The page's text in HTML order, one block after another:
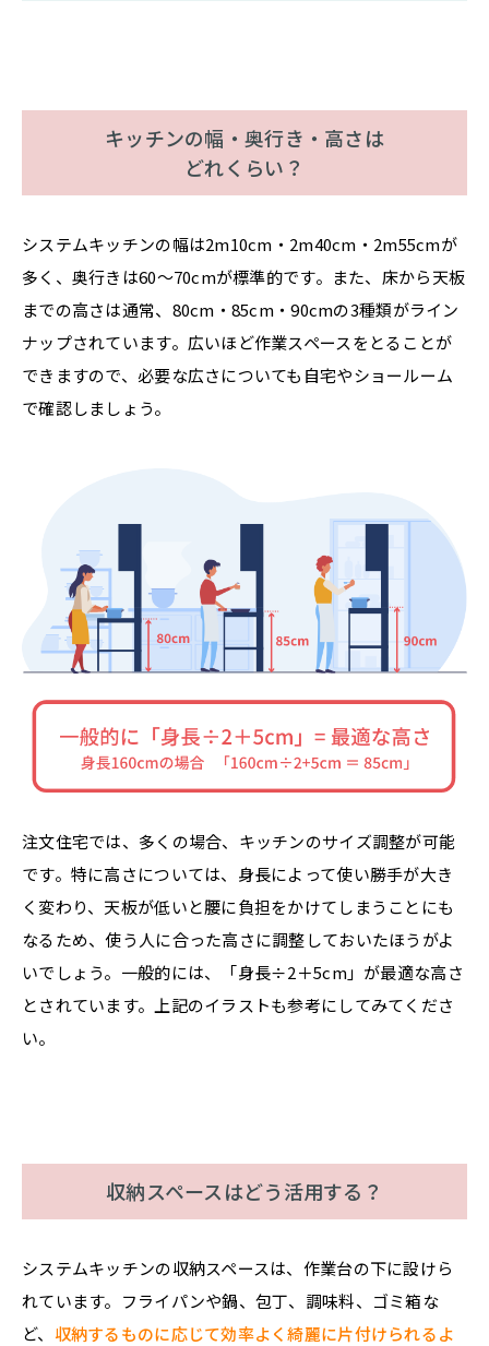
キッチンの幅・奥行き・高さは
どれくらい？
システムキッチンの幅は2m10cm・2m40cm・2m55cmが
多く、奥行きは60〜70cmが標準的です。また、床から天板
までの高さは通常、80cm・85cm・90cmの3種類がライン
ナップされています。広いほど作業スペースをとることが
できますので、必要な広さについても自宅やショールーム
で確認しましょう。
注文住宅では、多くの場合、キッチンのサイズ調整が可能
です。特に高さについては、身長によって使い勝手が大き
く変わり、天板が低いと腰に負担をかけてしまうことにも
なるため、使う人に合った高さに調整しておいたほうがよ
いでしょう。一般的には、「身長÷2＋5cm」が最適な高さ
とされています。上記のイラストも参考にしてみてくださ
い。
収納スペースはどう活用する？
システムキッチンの収納スペースは、作業台の下に設けら
れています。フライパンや鍋、包丁、調味料、ゴミ箱な
ど、 収納するものに応じて効率よく綺麗に片付けられるよ